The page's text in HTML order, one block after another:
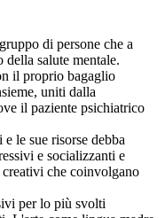
di persone che a
salute mentale.
il proprio bagaglio
uniti dalla
il paziente psichiatrico
le sue risorse debba
e socializzanti e
che coinvolgano
per lo più svolti